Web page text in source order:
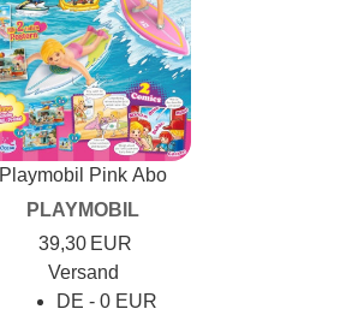
Playmobil Pink Abo
PLAYMOBIL
39,30 EUR
Versand
DE - 0 EUR